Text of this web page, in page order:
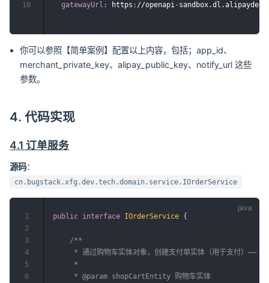
gatewayUrl : https : //openapi-
10
你可以参照【简单案例】配置以上内容，包括；app_id、
merchant_private_key、alipay_public_key、notify_url 这些
参数。
4. 代码实现
4.1 订单服务
源码：
cn.bugstack.xfg.dev.tech.domain.service.IOrderService
public interface IOrderService {
/**
* 通过购物车实体对象，创建支付单实体（用于支付）——
     *
     * @param shopCartEntity 购物车实体
1
2
3
4
5
6